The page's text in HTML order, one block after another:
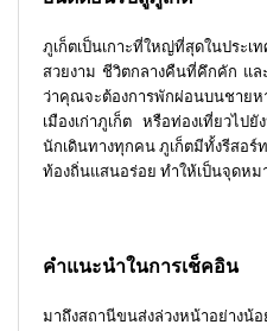
ภูเก็ตเป็นเกาะที่ใหญ่ที่สุดในประ
สวยงาม ชีวิตกลางคืนที่คึกคัก แล
ว่าคุณจะต้องการพักผ่อนบนชาย
เมืองเก่าภูเก็ต หรือท่องเที่ยวไป
นักเดินทางทุกคน ภูเก็ตมีทั้งรีสอร์
ท้องถิ่นแสนอร่อย ทำให้เป็นจุดห
คำแนะนำในการเช็คอิน
มาถึงสถานีขนส่งล่วงหน้าอย่างน้อ